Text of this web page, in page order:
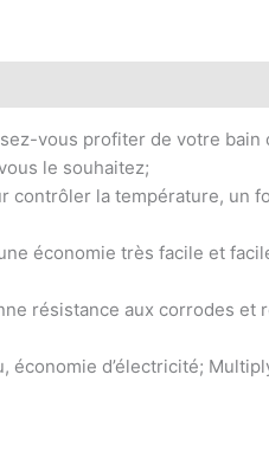
vous profiter de votre
le souhaitez;
la température, un
une économie très facile et
résistance aux corrodes
économie d’électricité;